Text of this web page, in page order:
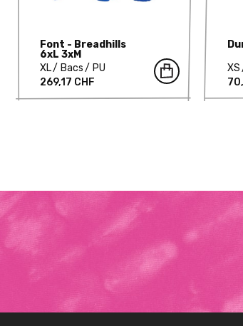
Font - Breadhills
6xL 3xM
XL
Bacs
PU
269,17 CHF
XS